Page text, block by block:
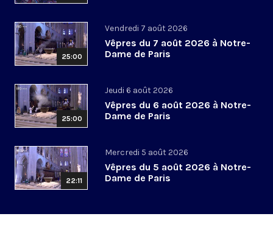
25:00
Vendredi 7 août 2026
Vêpres du 7 août 2026 à Notre-
Dame de Paris
25:00
Jeudi 6 août 2026
Vêpres du 6 août 2026 à Notre-
Dame de Paris
22:11
Mercredi 5 août 2026
Vêpres du 5 août 2026 à Notre-
Dame de Paris